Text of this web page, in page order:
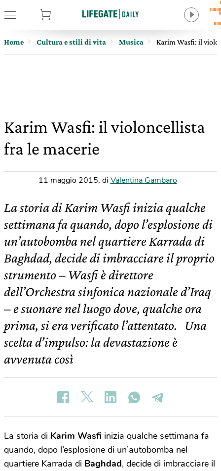
Home Cultura e stili di vita Musica Karim Wasfi: il
Karim Wasfi: il violoncellista
fra le macerie
11 maggio 2015, di Valentina Gambaro
La storia di Karim Wasfi inizia qualche
settimana fa quando, dopo l’esplosione di
un’autobomba nel quartiere Karrada di
Baghdad, decide di imbracciare il proprio
strumento – Wasfi è direttore
dell’Orchestra sinfonica nazionale d’Iraq
– e suonare nel luogo dove, qualche ora
prima, si era verificato l’attentato. Una
scelta d’impulso: la devastazione è
avvenuta così
La storia di Karim Wasfi inizia qualche settimana fa
quando, dopo l’esplosione di un’autobomba nel
quartiere Karrada di Baghdad, decide di imbracciare il